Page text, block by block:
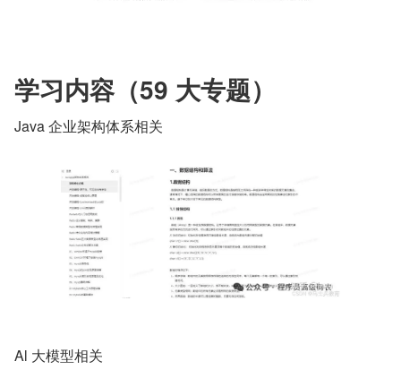
学习内容（59 大专题）
Java 企业架构体系相关
Al 大模型相关